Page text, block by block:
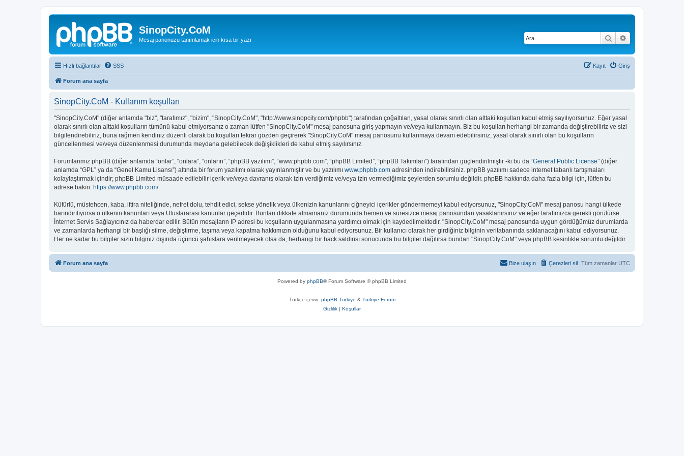
SinopCity.CoM
Mesaj panonuzu tanımlamak için kısa bir yazı Ara
Hızlı bağlantılar SSS Giriş
Kayıt
Forum ana sayfa
SinopCity.CoM - Kullanım koşulları
"SinopCity.CoM" (diğer anlamda "biz", "tarafımız", "bizim", "SinopCity.CoM", "http://www.sinopcity.com/phpbb") tarafından çoğaltılan, yasal olarak sınırlı olan alttaki koşulları kabul etmiş sayılıyorsunuz. Eğer yasal
olarak sınırlı olan alttaki koşulların tümünü kabul etmiyorsanız o zaman lütfen "SinopCity.CoM" mesaj panosuna giriş yapmayın ve/veya kullanmayın. Biz bu koşulları herhangi bir zamanda değiştirebiliriz ve sizi
bilgilendirebiliriz, buna rağmen kendiniz düzenli olarak bu koşulları tekrar gözden geçirerek "SinopCity.CoM" mesaj panosunu kullanmaya devam edebilirsiniz, yasal olarak sınırlı olan bu koşulların
güncellenmesi ve/veya düzenlenmesi durumunda meydana gelebilecek değişiklikleri de kabul etmiş sayılırsınız.
Forumlarımız phpBB (diğer anlamda “onlar”, “onlara”, “onların”, “phpBB yazılımı”, “www.phpbb.com”, “phpBB Limited”, “phpBB Takımları”) tarafından güçlendirilmiştir -ki bu da “General Public License” (diğer
anlamda “GPL” ya da “Genel Kamu Lisansı”) altında bir forum yazılımı olarak yayınlanmıştır ve bu yazılımı www.phpbb.com adresinden indirebilirsiniz. phpBB yazılımı sadece internet tabanlı tartışmaları
kolaylaştırmak içindir; phpBB Limited müsaade edilebilir içerik ve/veya davranış olarak izin verdiğimiz ve/veya izin vermediğimiz şeylerden sorumlu değildir. phpBB hakkında daha fazla bilgi için, lütfen bu
adrese bakın: https://www.phpbb.com/.
Küfürlü, müstehcen, kaba, iftira niteliğinde, nefret dolu, tehdit edici, sekse yönelik veya ülkenizin kanunlarını çiğneyici içerikler göndermemeyi kabul ediyorsunuz, "SinopCity.CoM" mesaj panosu hangi ülkede
barındırılıyorsa o ülkenin kanunları veya Uluslararası kanunlar geçerlidir. Bunları dikkate almamanız durumunda hemen ve süresizce mesaj panosundan yasaklanırsınız ve eğer tarafımızca gerekli görülürse
İnternet Servis Sağlayıcınız da haberdar edilir. Bütün mesajların IP adresi bu koşulların uygulanmasına yardımcı olmak için kaydedilmektedir. "SinopCity.CoM" mesaj panosunda uygun gördüğümüz durumlarda
ve zamanlarda herhangi bir başlığı silme, değiştirme, taşıma veya kapatma hakkımızın olduğunu kabul ediyorsunuz. Bir kullanıcı olarak her girdiğiniz bilginin veritabanında saklanacağını kabul ediyorsunuz.
Her ne kadar bu bilgiler sizin bilginiz dışında üçüncü şahıslara verilmeyecek olsa da, herhangi bir hack saldırısı sonucunda bu bilgiler dağılırsa bundan "SinopCity.CoM" veya phpBB kesinlikle sorumlu değildir.
Forum ana sayfa Tüm zamanlar UTC
Çerezleri sil
Bize ulaşın
Powered by phpBB® Forum Software © phpBB Limited
Türkçe çeviri: phpBB Türkiye & Türkiye Forum
Gizlilik | Koşullar